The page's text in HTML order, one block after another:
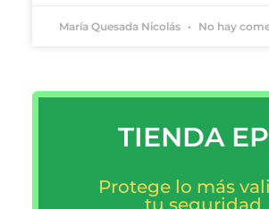
María Quesada Nicolás No hay
TIENDA
Protege lo más